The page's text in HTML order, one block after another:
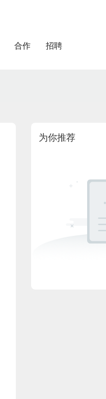
合作 招聘
为你推荐